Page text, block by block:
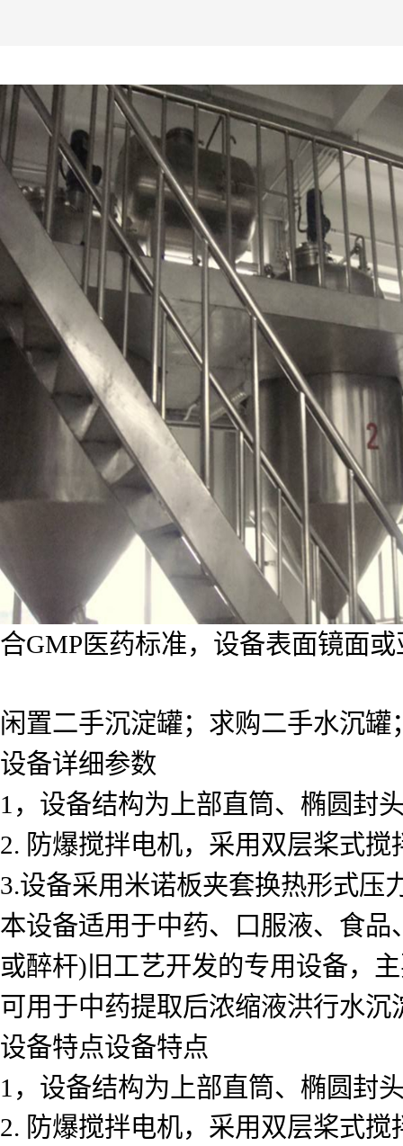
合GMP医药标准，设备表面镜面
闲置二手沉淀罐；求购二手水沉
设备详细参数
1，设备结构为上部直筒、椭圆封
2. 防爆搅拌电机，采用双层桨式
3.设备采用米诺板夹套换热形式压
本设备适用于中药、口服液、食
或醉杆)旧工艺开发的专用设备，
可用于中药提取后浓缩液洪行水沉
设备特点设备特点
1，设备结构为上部直筒、椭圆封
2. 防爆搅拌电机，采用双层桨式